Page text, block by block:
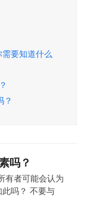
要知道什么
？
吗？
有者可能会认为
吗？ 不要与